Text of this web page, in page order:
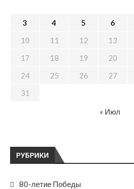
РУБРИКИ
80-летие Победы
3
4 5 6
10
11 12 13
17
18 19 20
24
25 26 27
31
« Июл